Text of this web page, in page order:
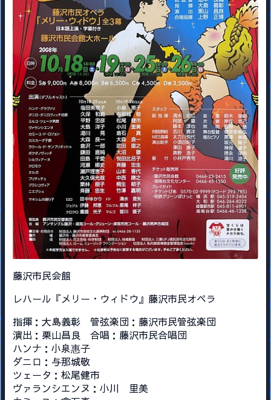
藤沢市民会館
レハール『メリー・ウィドウ』藤沢市民オペラ
指揮：大島義彰 管弦楽団：藤沢市民管弦楽団
演出：栗山昌良 合唱：藤沢市民合唱団
ハンナ：小泉惠子
ダニロ：与那城敬
ツェータ：松尾健市
ヴァランシエンヌ：小川 里美